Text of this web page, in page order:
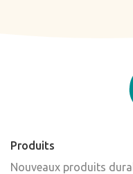
Produits
Nouveaux produits